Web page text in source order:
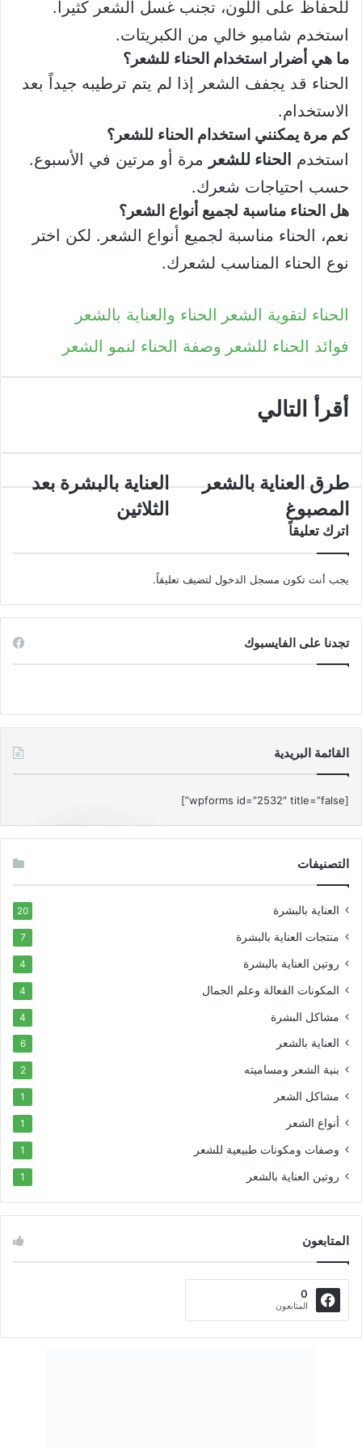
للحفاظ على اللون، تجنب غسل الشعر كثيراً.
استخدم شامبو خالي من الكبريتات.
ما هي أضرار استخدام الحناء للشعر؟
الحناء قد يجفف الشعر إذا لم يتم ترطيبه جيداً بعد
الاستخدام.
كم مرة يمكنني استخدام الحناء للشعر؟
استخدم الحناء للشعر مرة أو مرتين في الأسبوع.
حسب احتياجات شعرك.
هل الحناء مناسبة لجميع أنواع الشعر؟
نعم، الحناء مناسبة لجميع أنواع الشعر. لكن اختر
نوع الحناء المناسب لشعرك.
الحناء لتقوية الشعر الحناء والعناية بالشعر
فوائد الحناء للشعر وصفة الحناء لنمو الشعر
أقرأ التالي
طرق
العناية
بالشعر
المصبوغ
طرق العناية بالشعر
المصبوغ
العناية
بالبشرة
بعد
العناية بالبشرة بعد
الثلاثين
اترك تعليقاً
يجب أنت تكون مسجل الدخول لتضيف تعليقاً.
تجدنا على الفايسبوك
القائمة البريدية
[wpforms id=”2532″ title=”false”]
التصنيفات
العناية بالبشرة 20
منتجات العناية بالبشرة 7
روتين العناية بالبشرة 4
المكونات الفعالة وعلم الجمال 4
مشاكل البشرة 4
العناية بالشعر 6
بنية الشعر ومساميته 2
مشاكل الشعر 1
أنواع الشعر 1
وصفات ومكونات طبيعية للشعر 1
روتين العناية بالشعر 1
المتابعون
0
المتابعون